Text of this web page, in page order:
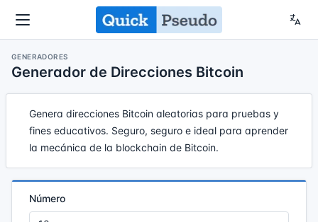
GENERADORES
Generador de Direcciones Bitcoin
Genera direcciones Bitcoin aleatorias para pruebas y
fines educativos. Seguro, seguro e ideal para aprender
la mecánica de la blockchain de Bitcoin.
Número